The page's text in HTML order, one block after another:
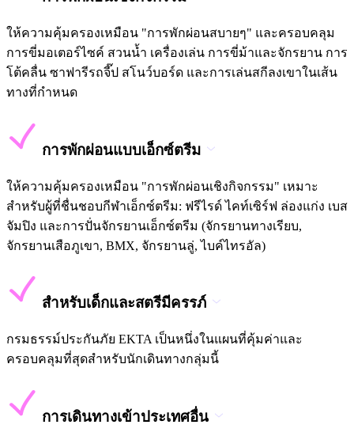
ให้ความคุ้มครองเหมือน "การพักผ่อนสบายๆ" และครอบคลุม
การขี่มอเตอร์ไซค์ สวนน้ำ เครื่องเล่น การขี่ม้าและจักรยาน การ
โต้คลื่น ซาฟารีรถจี๊ป สโนว์บอร์ด และการเล่นสกีลงเขาในเส้น
ทางที่กำหนด
การพักผ่อนแบบเอ็กซ์ตรีม
ให้ความคุ้มครองเหมือน "การพักผ่อนเชิงกิจกรรม" เหมาะ
สำหรับผู้ที่ชื่นชอบกีฬาเอ็กซ์ตรีม: ฟรีไรด์ ไคท์เซิร์ฟ ล่องแก่ง เบส
จัมปิง และการปั่นจักรยานเอ็กซ์ตรีม (จักรยานทางเรียบ,
จักรยานเสือภูเขา, BMX, จักรยานลู่, ไบค์ไทรอัล)
สำหรับเด็กและสตรีมีครรภ์
กรมธรรม์ประกันภัย EKTA เป็นหนึ่งในแผนที่คุ้มค่าและ
ครอบคลุมที่สุดสำหรับนักเดินทางกลุ่มนี้
การเดินทางเข้าประเทศอื่น